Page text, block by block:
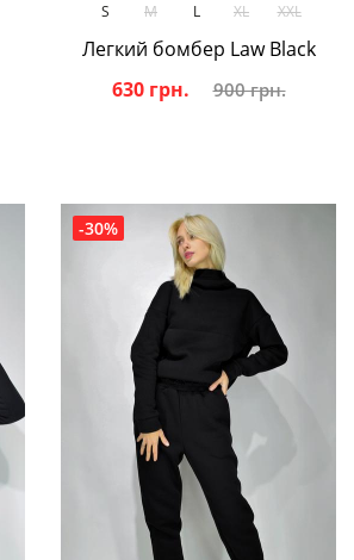
S M L XL XXL
Легкий бомбер Law Black
630 грн.
900 грн.
-30%